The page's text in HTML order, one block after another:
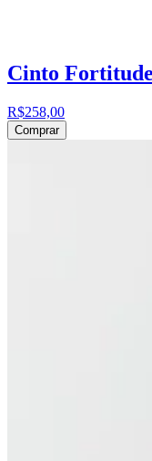
Cinto
R$258,00
Comprar